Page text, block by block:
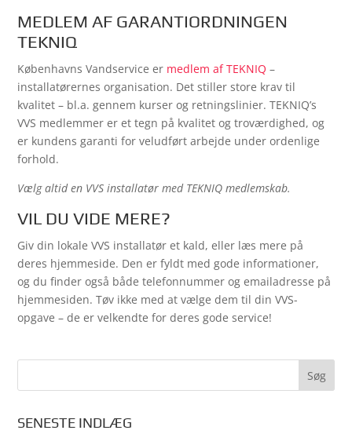
MEDLEM AF GARANTIORDNINGEN
TEKNIQ
Københavns Vandservice er medlem af TEKNIQ –
installatørernes organisation. Det stiller store krav til
kvalitet – bl.a. gennem kurser og retningslinier. TEKNIQ’s
VVS medlemmer er et tegn på kvalitet og troværdighed, og
er kundens garanti for veludført arbejde under ordenlige
forhold.
Vælg altid en VVS installatør med TEKNIQ medlemskab.
VIL DU VIDE MERE?
Giv din lokale VVS installatør et kald, eller læs mere på
deres hjemmeside. Den er fyldt med gode informationer,
og du finder også både telefonnummer og emailadresse på
hjemmesiden. Tøv ikke med at vælge dem til din VVS-
opgave – de er velkendte for deres gode service!
SENESTE INDLÆG